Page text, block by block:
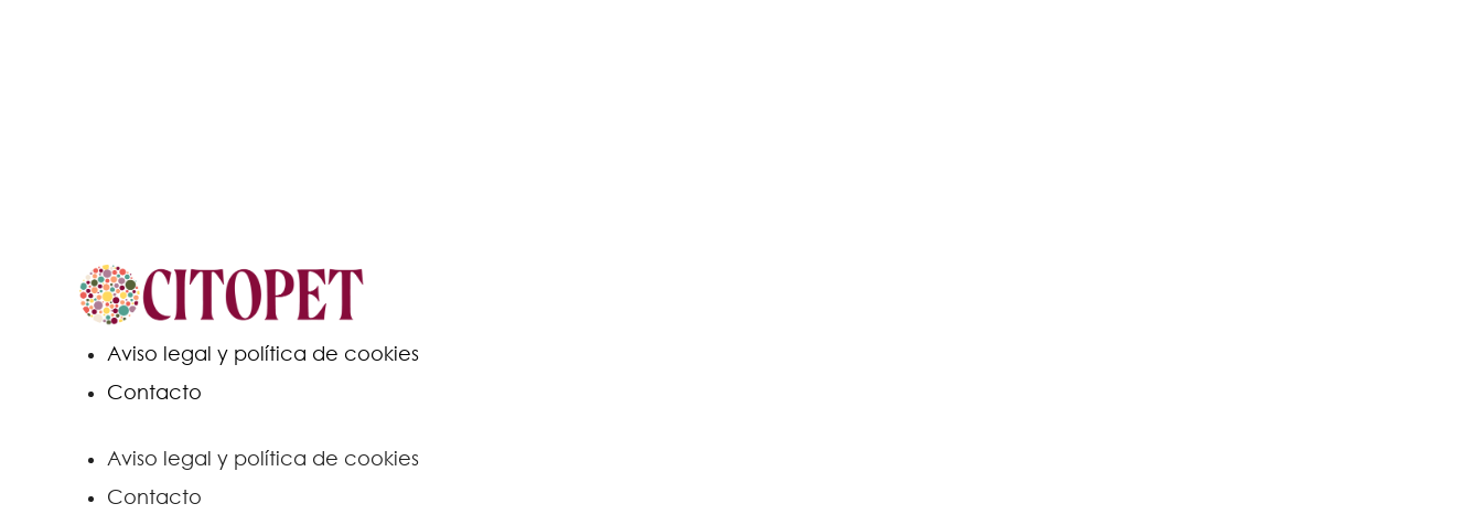
Aviso legal y política de cookies
Contacto
Aviso legal y política de cookies
Contacto